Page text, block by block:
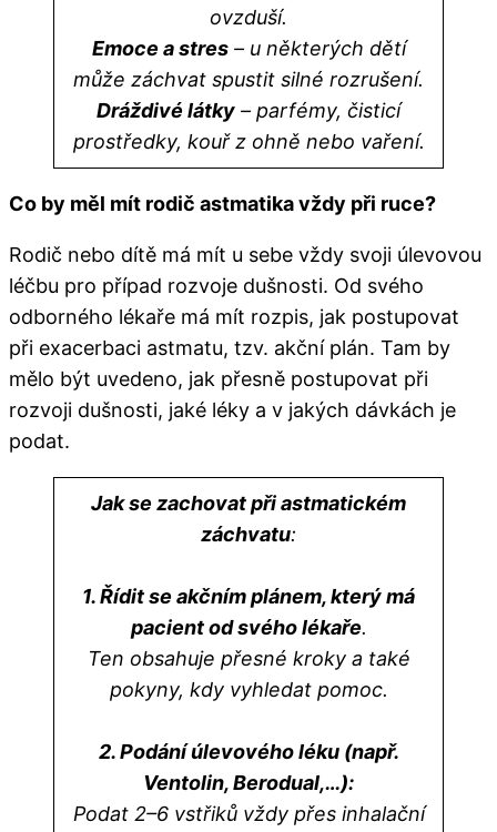
ovzduší.
Emoce a stres– u některých dětí
může záchvat spustit silné rozrušení.
Dráždivé látky – parfémy, čisticí
prostředky, kouř z ohně nebo vaření.
Co by měl mít rodič astmatika vždy při ruce?
Rodič nebo dítě má mít u sebe vždy svoji úlevovou
léčbu pro případ rozvoje dušnosti. Od svého
odborného lékaře má mít rozpis, jak postupovat
při exacerbaci astmatu, tzv. akční plán. Tam by
mělo být uvedeno, jak přesně postupovat při
rozvoji dušnosti, jaké léky a v jakých dávkách je
podat.
Jak se zachovat při astmatickém
záchvatu:
1. Řídit se akčním plánem, který má
pacient od svého lékaře.
Ten obsahuje přesné kroky a také
pokyny, kdy vyhledat pomoc.
2. Podání úlevového léku (např.
Ventolin, Berodual,…):
Podat 2–6 vstřiků vždy přes inhalační